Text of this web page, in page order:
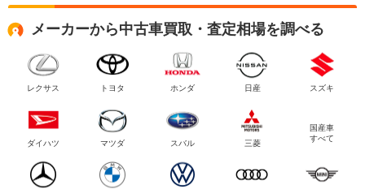
メーカーから中古車買取・査定相場を調べる
レクサス トヨタ ホンダ 日産 スズキ
ダイハツ マツダ スバル 三菱
国産車
すべて